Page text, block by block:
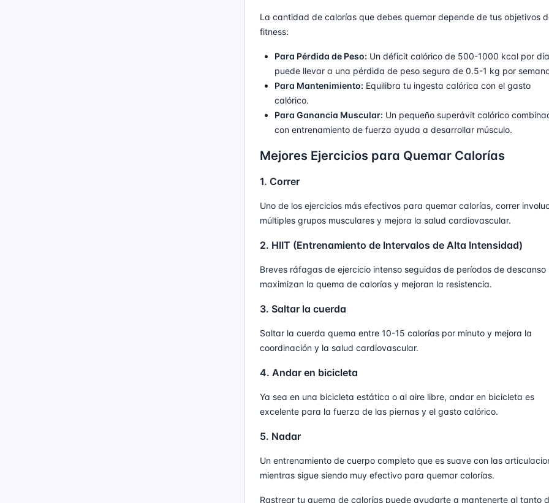
La cantidad de calorías que debes quemar depende de tus objetivos
fitness:
Para Pérdida de Peso: Un déficit calórico de 500-1000 kcal por día
puede llevar a una pérdida de peso segura de 0.5-1 kg por
Para Mantenimiento: Equilibra tu ingesta calórica con el gasto
calórico.
Para Ganancia Muscular: Un pequeño superávit calórico
con entrenamiento de fuerza ayuda a desarrollar músculo.
Mejores Ejercicios para Quemar Calorías
1. Correr
Uno de los ejercicios más efectivos para quemar calorías, correr
múltiples grupos musculares y mejora la salud cardiovascular.
2. HIIT (Entrenamiento de Intervalos de Alta Intensidad)
Breves ráfagas de ejercicio intenso seguidas de períodos de descanso
maximizan la quema de calorías y mejoran la resistencia.
3. Saltar la cuerda
Saltar la cuerda quema entre 10-15 calorías por minuto y mejora la
coordinación y la salud cardiovascular.
4. Andar en bicicleta
Ya sea en una bicicleta estática o al aire libre, andar en bicicleta es
excelente para la fuerza de las piernas y el gasto calórico.
5. Nadar
Un entrenamiento de cuerpo completo que es suave con las
mientras sigue siendo muy efectivo para quemar calorías.
Rastrear tu quema de calorías puede ayudarte a mantenerte al tanto